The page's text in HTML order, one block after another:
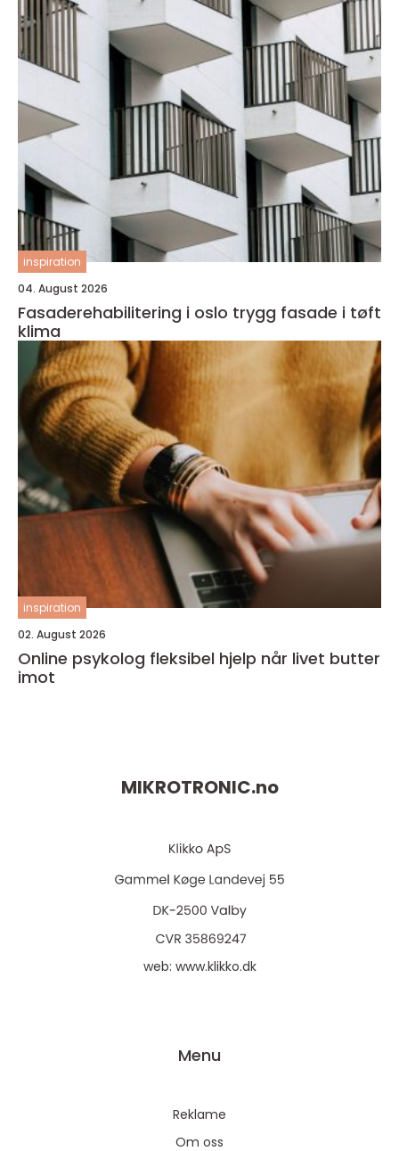
inspiration
04. August 2026
Fasaderehabilitering i oslo trygg fasade i tøft
klima
inspiration
02. August 2026
Online psykolog fleksibel hjelp når livet butter
imot
MIKROTRONIC.no
web: www.klikko.dk
Menu
Reklame
Om oss